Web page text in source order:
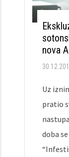
nova
Uz
pratio
doba